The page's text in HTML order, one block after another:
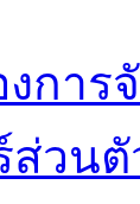
การ
ส่วน